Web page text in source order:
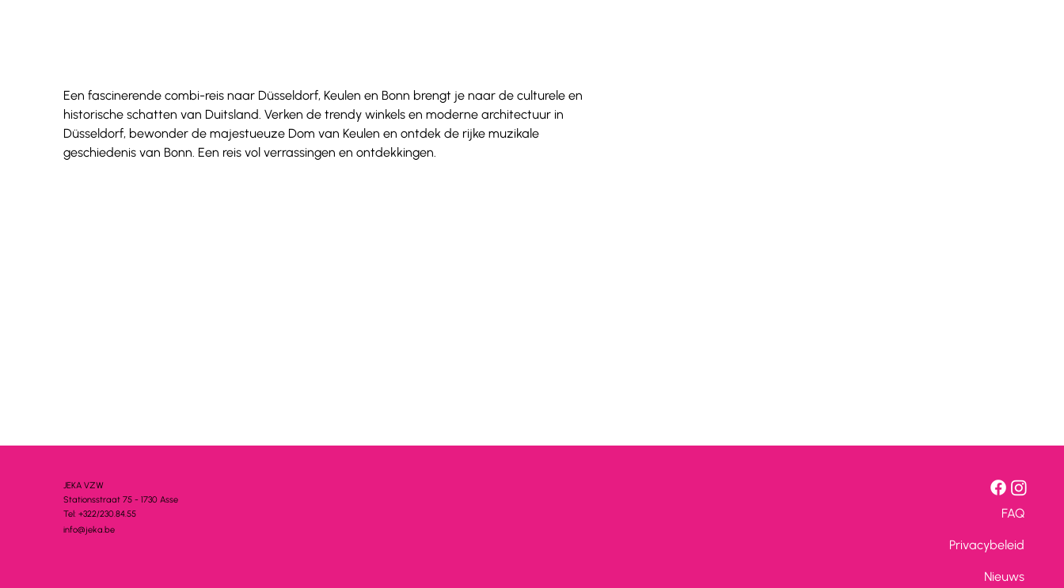
Een fascinerende combi-reis naar Düsseldorf, Keulen en Bonn brengt je naar de culturele en
historische schatten van Duitsland. Verken de trendy winkels en moderne architectuur in
Düsseldorf, bewonder de majestueuze Dom van Keulen en ontdek de rijke muzikale
geschiedenis van Bonn. Een reis vol verrassingen en ontdekkingen.
JEKA VZW
Stationsstraat 75 - 1730 Asse
Tel: +322/230.84.55
info@jeka.be
FAQ
Privacybeleid
Nieuws